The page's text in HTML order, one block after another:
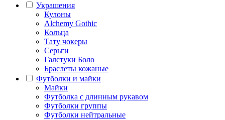
Украшения
Кулоны
Alchemy Gothic
Кольца
Тату чокеры
Серьги
Галстуки Боло
Браслеты кожаные
Футболки и майки
Майки
Футболка с длинным рукавом
Футболки группы
Футболки нейтральные